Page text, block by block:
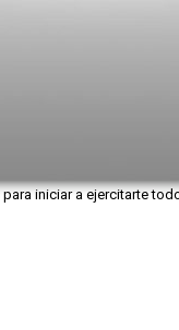
para iniciar a ejercitarte